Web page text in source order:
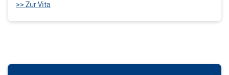
>> Zur Vita